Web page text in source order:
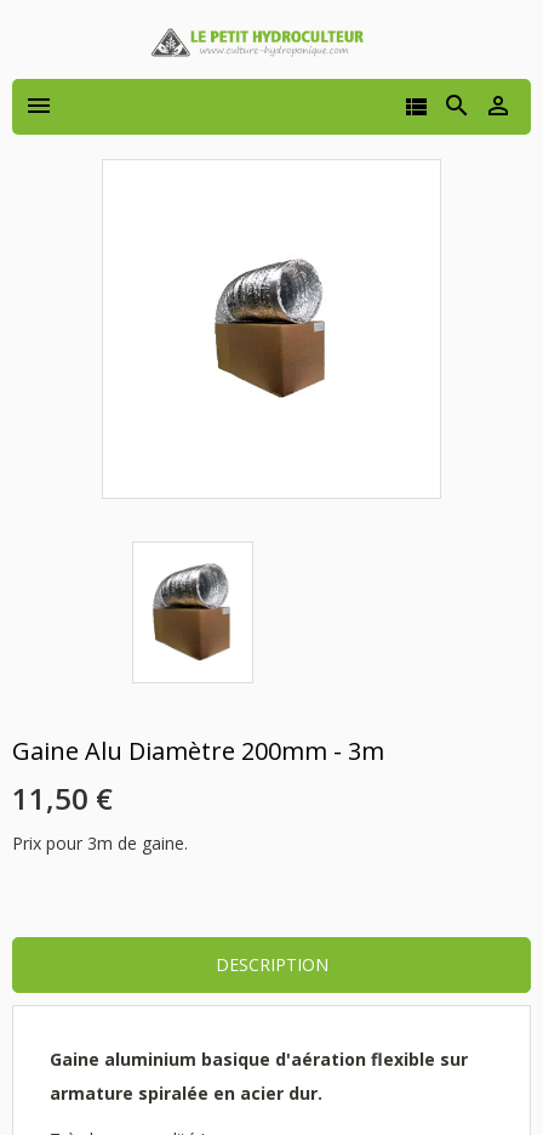
 


Gaine Alu Diamètre 200mm - 3m
11,50 €
Prix pour 3m de gaine.
DESCRIPTION
Gaine aluminium basique d'aération flexible sur
armature spiralée en acier dur.